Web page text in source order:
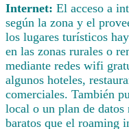
Internet: El acceso a
según la zona y el
los lugares turísticos
en las zonas rurales o
mediante redes wifi
algunos hoteles,
comerciales. También
local o un plan de datos
baratos que el roaming